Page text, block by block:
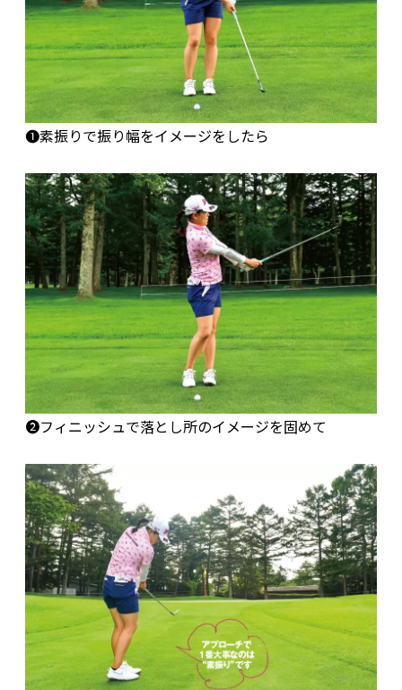
❶素振りで振り幅をイメージをしたら
❷フィニッシュで落とし所のイメージを固めて